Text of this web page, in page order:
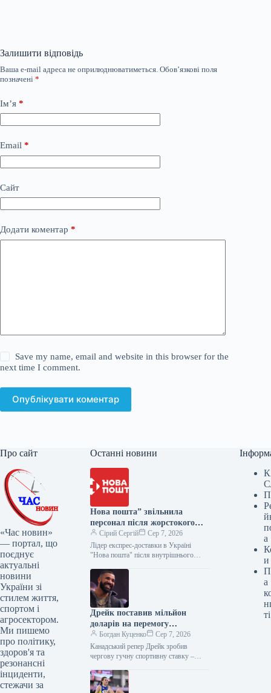
Залишити відповідь
Ваша e-mail адреса не оприлюднюватиметься. Обов’язкові поля
позначені *
Ім’я *
Email *
Сайт
Додати коментар *
Save my name, email and website in this browser for the
next time I comment.
Опублікувати коментар
Про сайт
«Час новин»
— портал, що
поєднує
актуальні
новини
України зі
стилем життя,
спортом і
агросектором.
Ми пишемо
про політику,
здоров'я та
резонансні
інциденти,
стежачи за
Останні новини
Нова пошта” звільнила
персонал після жорстокого
поводження з твариною
Сірий Сергій
Сер 7, 2026
Лідер експрес-доставки в Україні
"Нова пошта" після внутрішнього
поводженням із безпритульною
собакою, відео якого
Дрейк поставив мільйон
доларів на перемогу
Аргентини на ЧС-2026
Богдан Куценко
Сер 7, 2026
Канадський репер Дрейк зробив
чергову гучну спортивну ставку –
перемогу збірної Аргентини над
Іспанією у…
а
и
а
ті